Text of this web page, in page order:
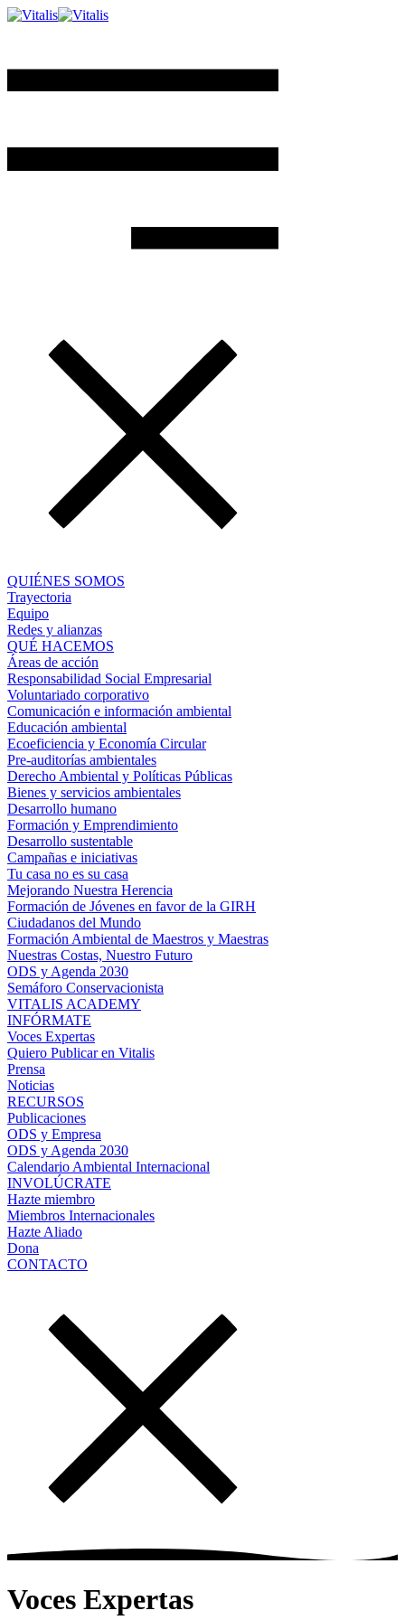
QUIÉNES SOMOS
Trayectoria
Equipo
Redes y alianzas
QUÉ HACEMOS
Áreas de acción
Responsabilidad Social Empresarial
Voluntariado corporativo
Comunicación e información ambiental
Educación ambiental
Ecoeficiencia y Economía Circular
Pre-auditorías ambientales
Derecho Ambiental y Políticas Públicas
Bienes y servicios ambientales
Desarrollo humano
Formación y Emprendimiento
Desarrollo sustentable
Campañas e iniciativas
Tu casa no es su casa
Mejorando Nuestra Herencia
Formación de Jóvenes en favor de la GIRH
Ciudadanos del Mundo
Formación Ambiental de Maestros y Maestras
Nuestras Costas, Nuestro Futuro
ODS y Agenda 2030
Semáforo Conservacionista
VITALIS ACADEMY
INFÓRMATE
Voces Expertas
Quiero Publicar en Vitalis
Prensa
Noticias
RECURSOS
Publicaciones
ODS y Empresa
ODS y Agenda 2030
Calendario Ambiental Internacional
INVOLÚCRATE
Hazte miembro
Miembros Internacionales
Hazte Aliado
Dona
CONTACTO
Voces Expertas